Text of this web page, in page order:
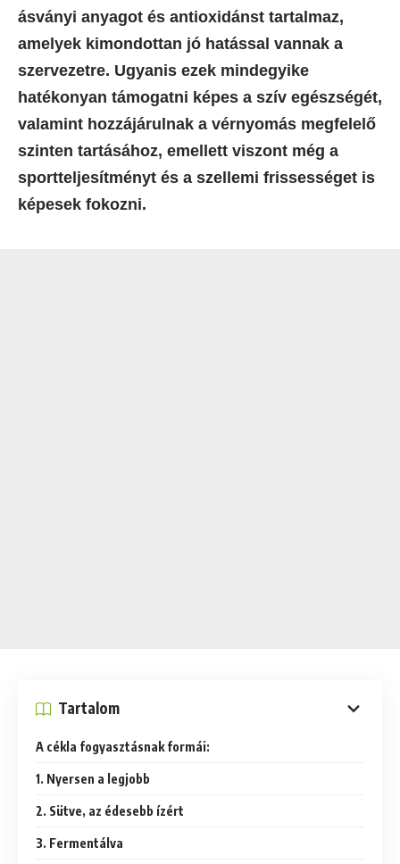
ásványi anyagot és antioxidánst tartalmaz,
amelyek kimondottan jó hatással vannak a
szervezetre. Ugyanis ezek mindegyike
hatékonyan támogatni képes a szív egészségét,
valamint hozzájárulnak a vérnyomás megfelelő
szinten tartásához, emellett viszont még a
sportteljesítményt és a szellemi frissességet is
képesek fokozni.
Tartalom
A cékla fogyasztásnak formái:
1. Nyersen a legjobb
2. Sütve, az édesebb ízért
3. Fermentálva